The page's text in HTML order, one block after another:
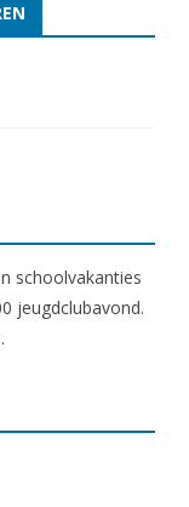
schoolvakanties
jeugdclubavond.
.